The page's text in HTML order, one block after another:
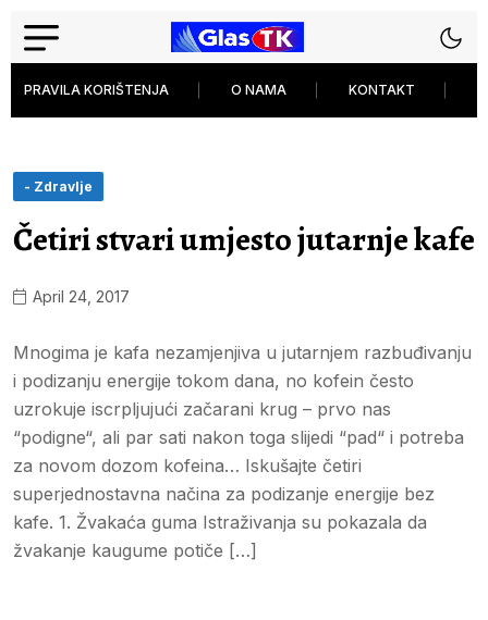
PRAVILA KORIŠTENJA O NAMA KONTAKT
- Zdravlje
Četiri stvari umjesto jutarnje kafe
April 24, 2017
Mnogima je kafa nezamjenjiva u jutarnjem razbuđivanju
i podizanju energije tokom dana, no kofein često
uzrokuje iscrpljujući začarani krug – prvo nas
“podigne“, ali par sati nakon toga slijedi “pad“ i potreba
za novom dozom kofeina… Iskušajte četiri
superjednostavna načina za podizanje energije bez
kafe. 1. Žvakaća guma Istraživanja su pokazala da
žvakanje kaugume potiče […]